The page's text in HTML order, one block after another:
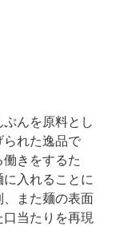
んを原料とし
れた逸品で
きをするた
入れることに
また麺の表面
当たりを再現